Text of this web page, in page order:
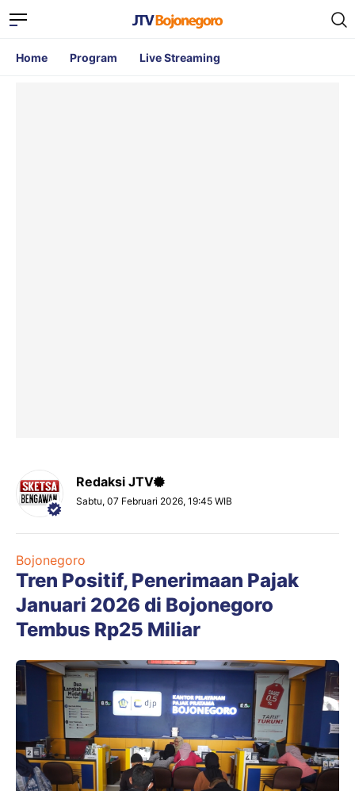
Home Program Live Streaming
Redaksi JTV
Sabtu, 07 Februari 2026, 19:45 WIB
Bojonegoro
Tren Positif, Penerimaan Pajak
Januari 2026 di Bojonegoro
Tembus Rp25 Miliar